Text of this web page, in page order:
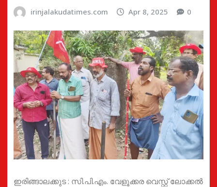
irinjalakudatimes.com Apr 8, 2025 0
ഇരിങ്ങാലക്കുട : സി.പി.എം. വേളൂക്കര വെസ്റ്റ് ലോക്കല്‍